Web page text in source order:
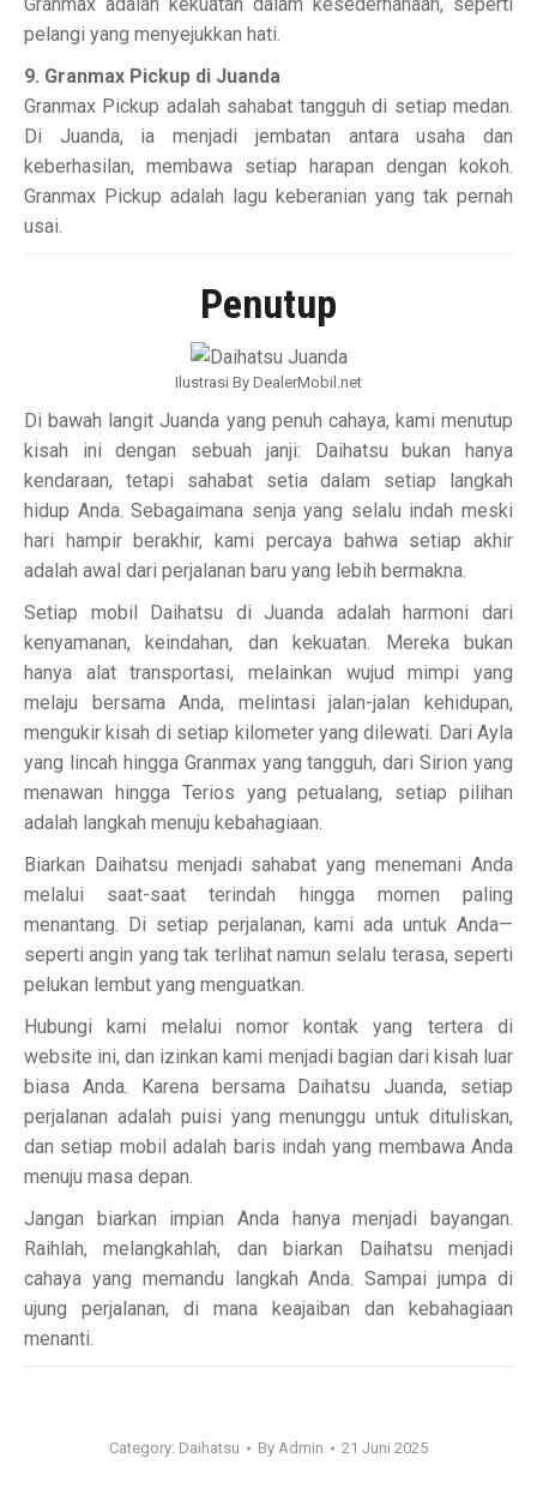
pelangi yang menyejukkan hati.
9. Granmax Pickup di Juanda
Granmax Pickup adalah sahabat tangguh di setiap medan.
Di Juanda, ia menjadi jembatan antara usaha dan
keberhasilan, membawa setiap harapan dengan kokoh.
Granmax Pickup adalah lagu keberanian yang tak pernah
usai.
Penutup
Ilustrasi By DealerMobil.net
Di bawah langit Juanda yang penuh cahaya, kami menutup
kisah ini dengan sebuah janji: Daihatsu bukan hanya
kendaraan, tetapi sahabat setia dalam setiap langkah
hidup Anda. Sebagaimana senja yang selalu indah meski
hari hampir berakhir, kami percaya bahwa setiap akhir
adalah awal dari perjalanan baru yang lebih bermakna.
Setiap mobil Daihatsu di Juanda adalah harmoni dari
kenyamanan, keindahan, dan kekuatan. Mereka bukan
hanya alat transportasi, melainkan wujud mimpi yang
melaju bersama Anda, melintasi jalan-jalan kehidupan,
mengukir kisah di setiap kilometer yang dilewati. Dari Ayla
yang lincah hingga Granmax yang tangguh, dari Sirion yang
menawan hingga Terios yang petualang, setiap pilihan
adalah langkah menuju kebahagiaan.
Biarkan Daihatsu menjadi sahabat yang menemani Anda
melalui saat-saat terindah hingga momen paling
menantang. Di setiap perjalanan, kami ada untuk Anda—
seperti angin yang tak terlihat namun selalu terasa, seperti
pelukan lembut yang menguatkan.
Hubungi kami melalui nomor kontak yang tertera di
website ini, dan izinkan kami menjadi bagian dari kisah luar
biasa Anda. Karena bersama Daihatsu Juanda, setiap
perjalanan adalah puisi yang menunggu untuk dituliskan,
dan setiap mobil adalah baris indah yang membawa Anda
menuju masa depan.
Jangan biarkan impian Anda hanya menjadi bayangan.
Raihlah, melangkahlah, dan biarkan Daihatsu menjadi
cahaya yang memandu langkah Anda. Sampai jumpa di
ujung perjalanan, di mana keajaiban dan kebahagiaan
menanti.
Category: Daihatsu By Admin 21 Juni 2025